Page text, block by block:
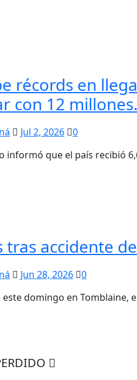
récords en
con 12 millones.
Jul 2, 2026
0
informó que el país recibió
accidente
Jun 28, 2026
0
domingo en Tomblaine,